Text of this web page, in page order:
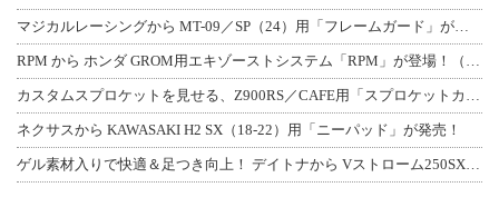
ネクサスから KAWASAKI H2 SX（18-22）用「ニーパッド」が発売！